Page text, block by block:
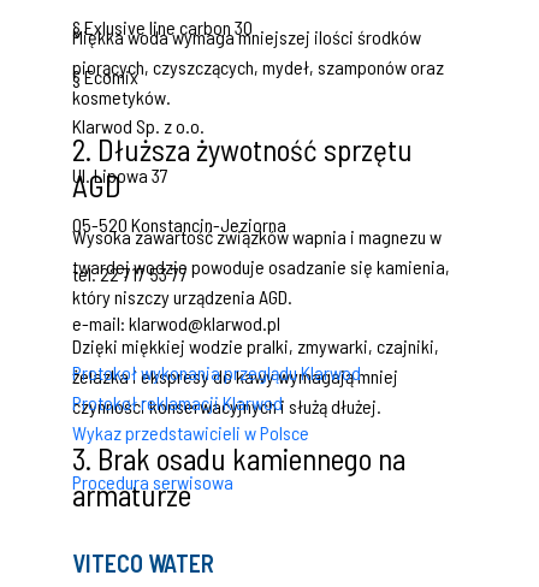
Miękka woda wymaga mniejszej ilości środków
piorących, czyszczących, mydeł, szamponów oraz
kosmetyków.
2. Dłuższa żywotność sprzętu
AGD
Wysoka zawartość związków wapnia i magnezu w
twardej wodzie powoduje osadzanie się kamienia,
który niszczy urządzenia AGD.
Dzięki miękkiej wodzie pralki, zmywarki, czajniki,
żelazka i ekspresy do kawy wymagają mniej
czynności konserwacyjnych i służą dłużej.
3. Brak osadu kamiennego na
armaturze
kamienia na armaturze łazienkowej i kuchennej.
§ Exlusive line carbon 30
§ Ecomix
Klarwod Sp. z o.o.
Ul. Lipowa 37
05-520 Konstancin-Jeziorna
tel. 22 717 53 77
e-mail: klarwod@klarwod.pl
Protokoł wykonania przeglądu Klarwod
Protokoł reklamacji Klarwod
Wykaz przedstawicieli w Polsce
Procedura serwisowa
VITECO WATER